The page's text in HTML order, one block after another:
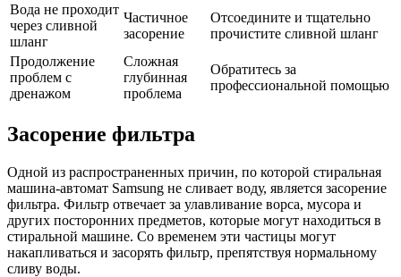
Вода не проходит
через сливной
шланг
Частичное
засорение
Отсоедините и тщательно
прочистите сливной шланг
Продолжение
проблем с
дренажом
Сложная
глубинная
проблема
Обратитесь за
профессиональной помощью
Засорение фильтра
Одной из распространенных причин, по которой стиральная
машина-автомат Samsung не сливает воду, является засорение
фильтра. Фильтр отвечает за улавливание ворса, мусора и
других посторонних предметов, которые могут находиться в
стиральной машине. Со временем эти частицы могут
накапливаться и засорять фильтр, препятствуя нормальному
сливу воды.